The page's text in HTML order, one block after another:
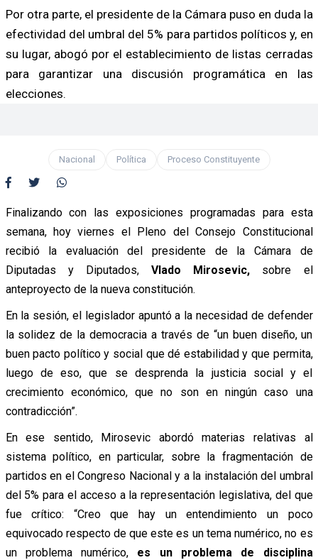
Por otra parte, el presidente de la Cámara puso en duda la
efectividad del umbral del 5% para partidos políticos y, en
su lugar, abogó por el establecimiento de listas cerradas
para garantizar una discusión programática en las
elecciones.
Nacional Política Proceso Constituyente
Finalizando con las exposiciones programadas para esta
semana, hoy viernes el Pleno del Consejo Constitucional
recibió la evaluación del presidente de la Cámara de
Diputadas y Diputados, Vlado Mirosevic, sobre el
anteproyecto de la nueva constitución.
En la sesión, el legislador apuntó a la necesidad de defender
la solidez de la democracia a través de “un buen diseño, un
buen pacto político y social que dé estabilidad y que permita,
luego de eso, que se desprenda la justicia social y el
crecimiento económico, que no son en ningún caso una
contradicción”.
En ese sentido, Mirosevic abordó materias relativas al
sistema político, en particular, sobre la fragmentación de
partidos en el Congreso Nacional y a la instalación del umbral
del 5% para el acceso a la representación legislativa, del que
fue crítico: “Creo que hay un entendimiento un poco
equivocado respecto de que este es un tema numérico, no es
un problema numérico, es un problema de disciplina